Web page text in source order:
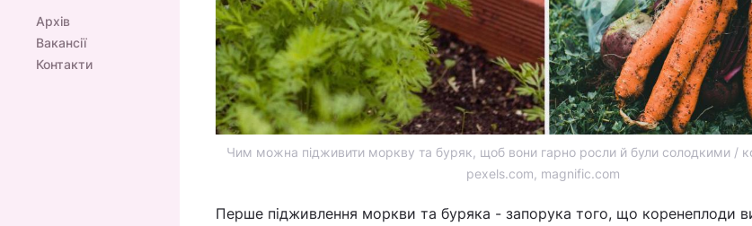
Архів
Вакансії
Контакти
Чим можна підживити моркву та буряк, щоб вони гарно росли й були солодкими /
pexels.com, magnific.com
Перше підживлення моркви та буряка - запорука того, що коренеплоди